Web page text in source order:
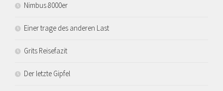
Nimbus 8000er
Einer trage des anderen Last
Grits Reisefazit
Der letzte Gipfel